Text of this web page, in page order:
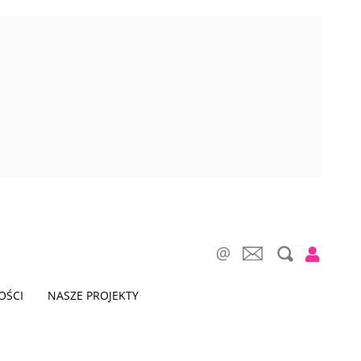
NASZE PROJEKTY